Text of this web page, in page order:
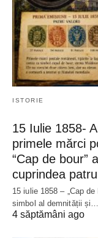
ISTORIE
15 Iulie 1858-
primele mărci
“Cap de bour”
cuprindea
15 iulie 1858 – „Cap
simbol al demnității și…
4 săptămâni ago